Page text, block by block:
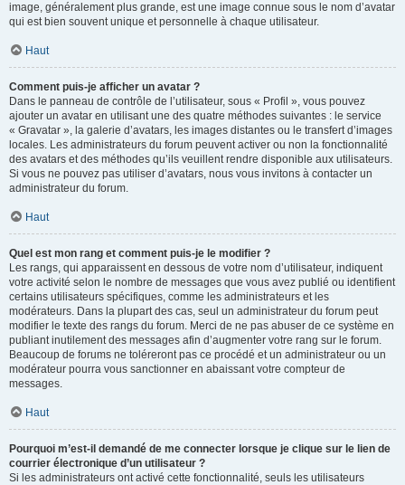
image, généralement plus grande, est une image connue sous le nom d’avatar
qui est bien souvent unique et personnelle à chaque utilisateur.
Haut
Comment puis-je afficher un avatar ?
Dans le panneau de contrôle de l’utilisateur, sous « Profil », vous pouvez
ajouter un avatar en utilisant une des quatre méthodes suivantes : le service
« Gravatar », la galerie d’avatars, les images distantes ou le transfert d’images
locales. Les administrateurs du forum peuvent activer ou non la fonctionnalité
des avatars et des méthodes qu’ils veuillent rendre disponible aux utilisateurs.
Si vous ne pouvez pas utiliser d’avatars, nous vous invitons à contacter un
administrateur du forum.
Haut
Quel est mon rang et comment puis-je le modifier ?
Les rangs, qui apparaissent en dessous de votre nom d’utilisateur, indiquent
votre activité selon le nombre de messages que vous avez publié ou identifient
certains utilisateurs spécifiques, comme les administrateurs et les
modérateurs. Dans la plupart des cas, seul un administrateur du forum peut
modifier le texte des rangs du forum. Merci de ne pas abuser de ce système en
publiant inutilement des messages afin d’augmenter votre rang sur le forum.
Beaucoup de forums ne toléreront pas ce procédé et un administrateur ou un
modérateur pourra vous sanctionner en abaissant votre compteur de
messages.
Haut
Pourquoi m’est-il demandé de me connecter lorsque je clique sur le lien de
courrier électronique d’un utilisateur ?
Si les administrateurs ont activé cette fonctionnalité, seuls les utilisateurs